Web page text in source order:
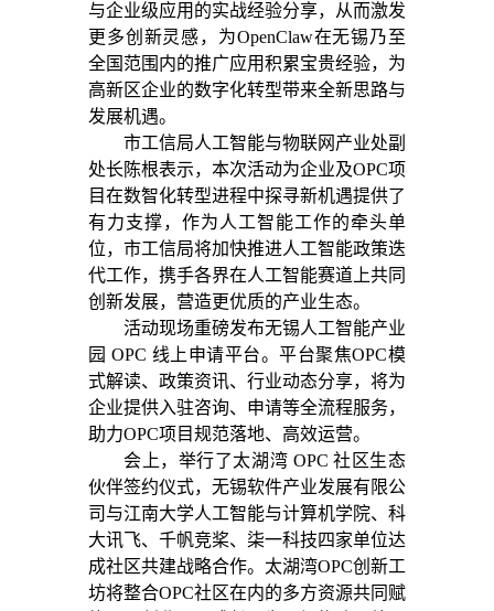
与企业级应用的实战经验分享，从而激发
更多创新灵感，为OpenClaw在无锡乃至
全国范围内的推广应用积累宝贵经验，为
高新区企业的数字化转型带来全新思路与
发展机遇。
市工信局人工智能与物联网产业处副
处长陈根表示，本次活动为企业及OPC项
目在数智化转型进程中探寻新机遇提供了
有力支撑，作为人工智能工作的牵头单
位，市工信局将加快推进人工智能政策迭
代工作，携手各界在人工智能赛道上共同
创新发展，营造更优质的产业生态。
活动现场重磅发布无锡人工智能产业
园 OPC 线上申请平台。平台聚焦OPC模
式解读、政策资讯、行业动态分享，将为
企业提供入驻咨询、申请等全流程服务，
助力OPC项目规范落地、高效运营。
会上，举行了太湖湾 OPC 社区生态
伙伴签约仪式，无锡软件产业发展有限公
司与江南大学人工智能与计算机学院、科
大讯飞、千帆竞桨、柒一科技四家单位达
成社区共建战略合作。太湖湾OPC创新工
坊将整合OPC社区在内的多方资源共同赋